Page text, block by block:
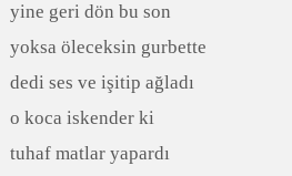
yine geri dön bu son
yoksa öleceksin gurbette
dedi ses ve işitip ağladı
o koca iskender ki
tuhaf matlar yapardı